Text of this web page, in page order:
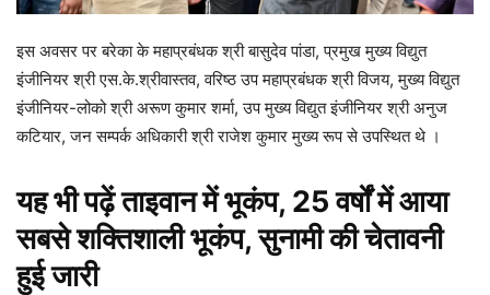
इस अवसर पर बरेका के महाप्रबंधक श्री बासुदेव पांडा, प्रमुख मुख्य विद्युत
इंजीनियर श्री एस.के.श्रीवास्तव, वरिष्ठ उप महाप्रबंधक श्री विजय, मुख्य विद्युत
इंजीनियर-लोको श्री अरूण कुमार शर्मा, उप मुख्य विद्युत इंजीनियर श्री अनुज
कटियार, जन सम्पर्क अधिकारी श्री राजेश कुमार मुख्य रूप से उपस्थित थे ।
यह भी पढ़ेंताइवान में भूकंप, 25 वर्षों में आया
सबसे शक्तिशाली भूकंप, सुनामी की चेतावनी
हुई जारी